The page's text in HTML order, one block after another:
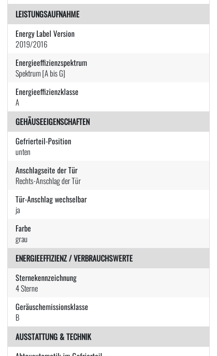
LEISTUNGSAUFNAHME
Energy Label Version
2019/2016
Energieeffizienzspektrum
Spektrum [A bis G]
Energieeffizienzklasse
A
GEHÄUSEEIGENSCHAFTEN
Gefrierteil-Position
unten
Anschlagseite der Tür
Rechts-Anschlag der Tür
Tür-Anschlag wechselbar
ja
Farbe
grau
ENERGIEEFFIZIENZ / VERBRAUCHSWERTE
Sternekennzeichnung
4 Sterne
Geräuschemissionsklasse
B
AUSSTATTUNG & TECHNIK